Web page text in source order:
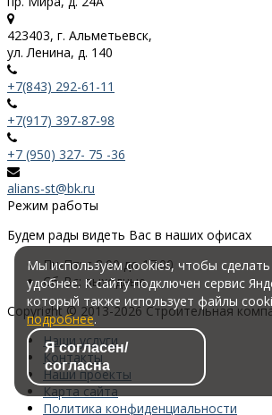
423403, г. Альметьевск,
ул. Ленина, д. 140
+7(843) 292-61-11
+7(917) 397-87-98
+7 (950) 327- 75 -36
alians-st@bk.ru
Режим работы
Будем рады видеть Вас в наших офисах
Пн-Пт:с 8.00 до 17.00
Сб-Вс: выходные
Copyright©2013-2026Строительная
Наши услуги
Контакты
Наши проекты
Карта сайта
Политика конфиденциальности
Мы используем cookies, чтобы
удобнее. К сайту подключен сервис
который также использует файлы
подробнее.
Я согласен/
согласна